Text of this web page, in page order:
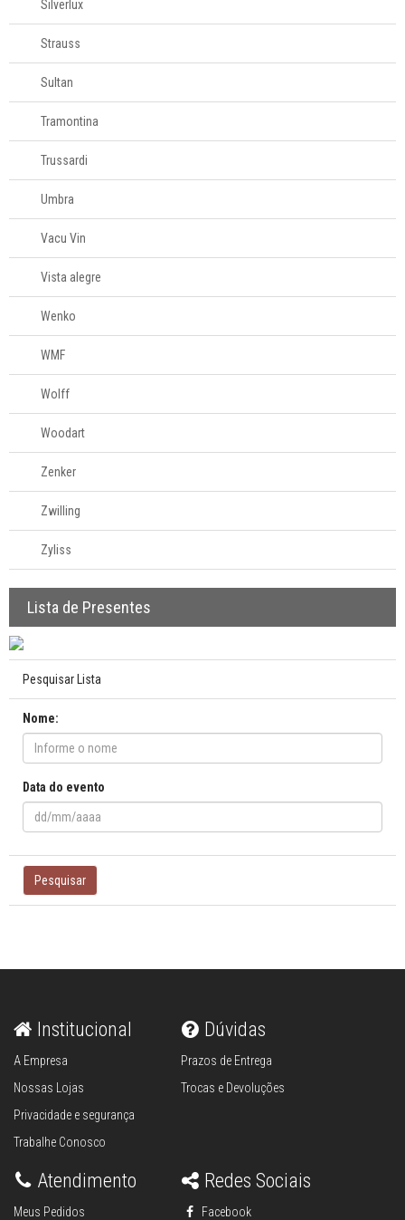
Silverlux
Strauss
Sultan
Tramontina
Trussardi
Umbra
Vacu Vin
Vista alegre
Wenko
WMF
Wolff
Woodart
Zenker
Zwilling
Zyliss
Lista de Presentes
Pesquisar Lista
Nome:
Data do evento
Pesquisar
Institucional
A Empresa
Nossas Lojas
Privacidade e segurança
Trabalhe Conosco
Dúvidas
Prazos de Entrega
Trocas e Devoluções
Atendimento
Meus Pedidos
Redes Sociais
Facebook